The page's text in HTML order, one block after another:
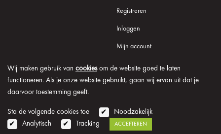
Wij maken gebruik van cookiesom de website goed te laten
functioneren. Als je onze website gebruikt, gaan wij ervan uit dat je
daarvoor toestemming geeft.
Sta de volgende cookies toe
Noodzakelijk
Analytisch
Tracking ACCEPTEREN
Registreren
Inloggen
Mijn account
© 2026 Onder de Lindeboom